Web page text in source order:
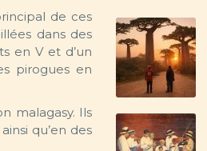
de ces
dans des
en V et d’un
pirogues en
malagasy. Ils
qu’en des